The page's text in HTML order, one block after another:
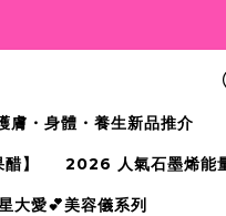
膚・身體・養生新品推介
】 2026 人氣石墨烯能
愛💕美容儀系列